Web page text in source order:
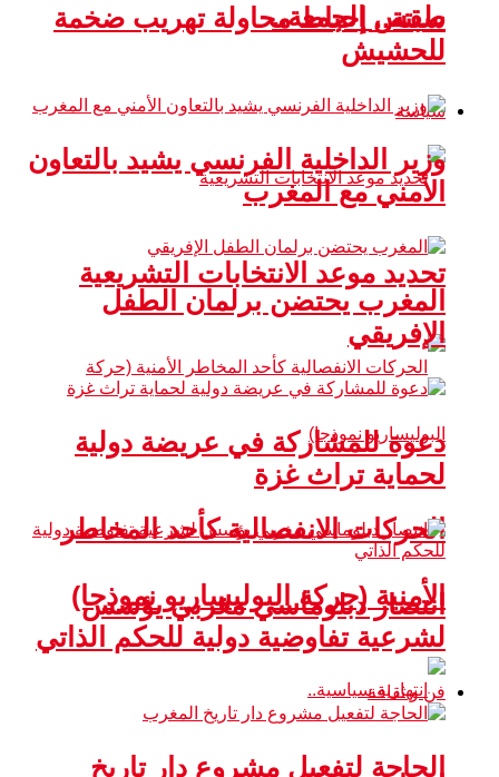
طقس الجمعة..
سياسة
تحديد موعد الانتخابات التشريعية
الحركات الانفصالية كأحد المخاطر
الأمنية (حركة البوليساريو نموذجا)
سبتة.. إحباط محاولة تهريب ضخمة
للحشيش
وزير الداخلية الفرنسي يشيد بالتعاون
الأمني مع المغرب
المغرب يحتضن برلمان الطفل
الإفريقي
دعوة للمشاركة في عريضة دولية
لحماية تراث غزة
انتصار دبلوماسي مغربي يؤسس
لشرعية تفاوضية دولية للحكم الذاتي
فن و ثقافة
الحاجة لتفعيل مشروع دار تاريخ